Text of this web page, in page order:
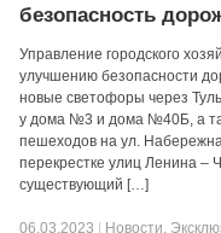
безопасность
Управление городского
улучшению безопасности
новые светофоры через
у дома №3 и дома №40Б, а
пешеходов на ул.
перекрестке улиц Ленина –
существующий […]
06.03.2023 Новости,